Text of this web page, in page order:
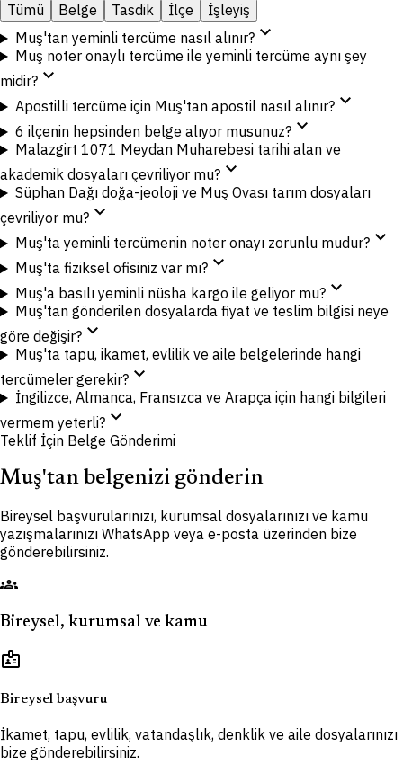
Tümü Belge Tasdik İlçe
İşleyiş
Muş'tan yeminli tercüme nasıl alınır?expand_more
Muş noter onaylı tercüme ile yeminli tercüme aynı şey
midir? expand_more
Apostilli tercüme için Muş'tan apostil nasıl alınır?expand_more
6 ilçenin hepsinden belge alıyor musunuz?expand_more
Malazgirt 1071 Meydan Muharebesi tarihi alan ve
akademik dosyaları çevriliyor mu? expand_more
Süphan Dağı doğa-jeoloji ve Muş Ovası tarım dosyaları
çevriliyor mu? expand_more
Muş'ta yeminli tercümenin noter onayı zorunlu mudur?expand_more
Muş'ta fiziksel ofisiniz var mı?expand_more
Muş'a basılı yeminli nüsha kargo ile geliyor mu?expand_more
Muş'tan gönderilen dosyalarda fiyat ve teslim bilgisi neye
göre değişir? expand_more
Muş'ta tapu, ikamet, evlilik ve aile belgelerinde hangi
tercümeler gerekir? expand_more
İngilizce, Almanca, Fransızca ve Arapça için hangi bilgileri
vermem yeterli? expand_more
Teklif İçin Belge Gönderimi
Muş'tan belgenizi gönderin
Bireysel başvurularınızı, kurumsal dosyalarınızı ve kamu
yazışmalarınızı WhatsApp veya e-posta üzerinden bize
gönderebilirsiniz.
groups
Bireysel, kurumsal ve kamu
badge
Bireysel başvuru
İkamet, tapu, evlilik, vatandaşlık, denklik ve aile dosyalarınızı
bize gönderebilirsiniz.